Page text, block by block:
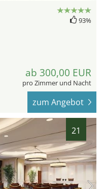
93%
ab 300,00 EUR
pro Zimmer und Nacht
zum Angebot
21